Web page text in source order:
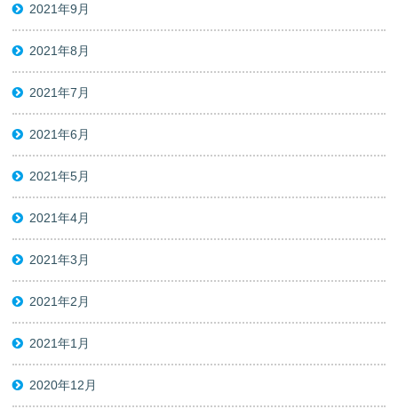
2021年9月
2021年8月
2021年7月
2021年6月
2021年5月
2021年4月
2021年3月
2021年2月
2021年1月
2020年12月